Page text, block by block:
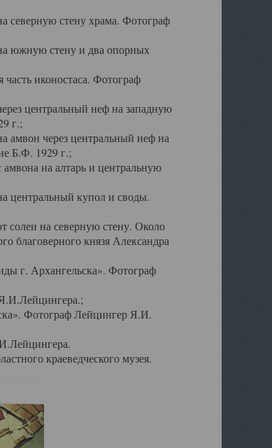
стену храма. Фотограф
южную стену и два опорных
иконостаса. Фотограф
центральный неф на западную
г.;
через центральный неф на
Б.Ф. 1929 г.;
на алтарь и центральную
центральный купол и своды.
на северную стену. Около
благоверного князя Александра
г. Архангельска». Фотограф
Фотограф Лейцингер Я.И.
краеведческого музея.